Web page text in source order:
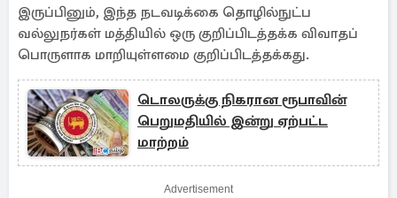
இருப்பினும், இந்த நடவடிக்கை தொழில்நுட்ப
வல்லுநர்கள் மத்தியில் ஒரு குறிப்பிடத்தக்க விவாதப்
பொருளாக மாறியுள்ளமை குறிப்பிடத்தக்கது.
டொலருக்கு நிகரான ரூபாவின்
பெறுமதியில் இன்று ஏற்பட்ட
மாற்றம்
Advertisement